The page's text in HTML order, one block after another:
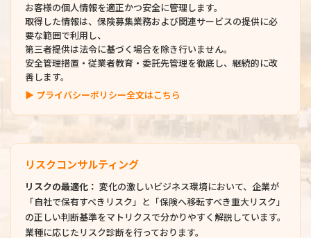
お客様の個人情報を適正かつ安全に管理します。
取得した情報は、保険募集業務および関連サービスの提供に必
要な範囲で利用し、
第三者提供は法令に基づく場合を除き行いません。
安全管理措置・従業者教育・委託先管理を徹底し、継続的に改
善します。
▶ プライバシーポリシー全文はこちら
リスクコンサルティング
リスクの最適化： 変化の激しいビジネス環境において、企業が
「自社で保有すべきリスク」と「保険へ移転すべき重大リスク」
の正しい判断基準をマトリクスで分かりやすく解説しています。
業種に応じたリスク診断を行っております。